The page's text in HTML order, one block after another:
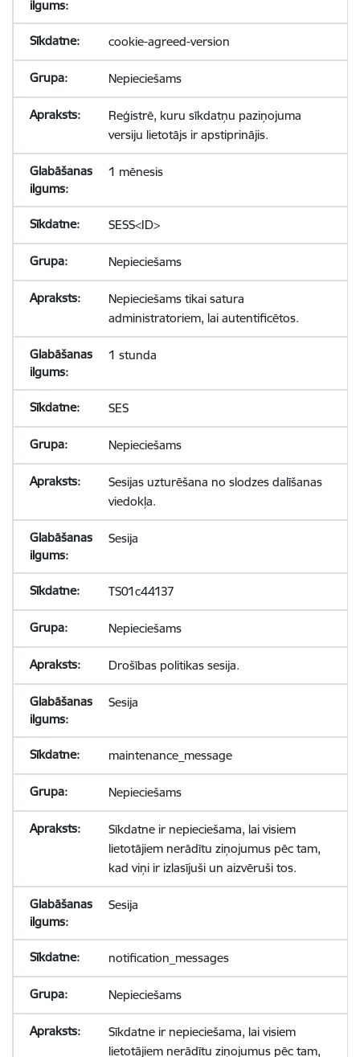
cookie-agreed-version
Nepieciešams
Reģistrē, kuru sīkdatņu paziņojuma
versiju lietotājs ir apstiprinājis.
1 mēnesis
SESS<ID>
Nepieciešams
Nepieciešams tikai satura
administratoriem, lai autentificētos.
1 stunda
SES
Nepieciešams
Sesijas uzturēšana no slodzes dalīšanas
viedokļa.
Sesija
TS01c44137
Nepieciešams
Drošības politikas sesija.
Sesija
maintenance_message
Nepieciešams
Sīkdatne ir nepieciešama, lai visiem
lietotājiem nerādītu ziņojumus pēc tam,
kad viņi ir izlasījuši un aizvēruši tos.
Sesija
notification_messages
Nepieciešams
Sīkdatne ir nepieciešama, lai visiem
lietotājiem nerādītu ziņojumus pēc tam,